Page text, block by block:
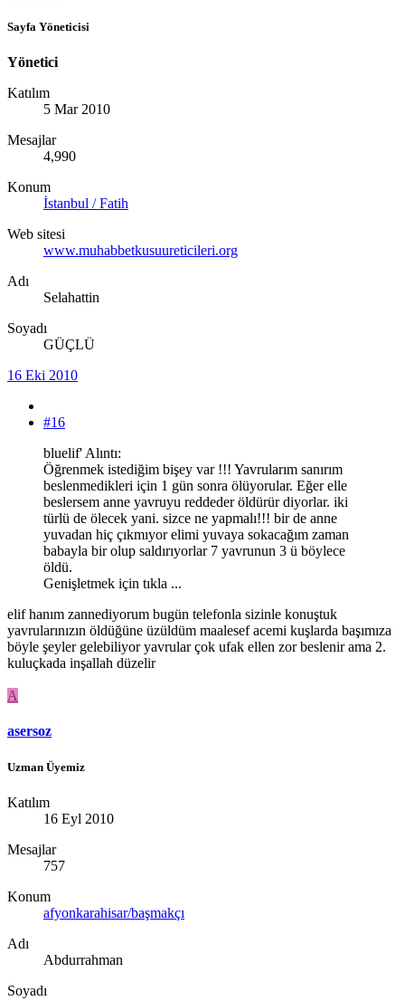
Sayfa Yöneticisi
Yönetici
Katılım
5 Mar 2010
Mesajlar
4,990
Konum
İstanbul / Fatih
Web sitesi
www.muhabbetkusuureticileri.org
Adı
Selahattin
Soyadı
GÜÇLÜ
16 Eki 2010
#16
bluelif' Alıntı:
Öğrenmek istediğim bişey var !!! Yavrularım sanırım
beslenmedikleri için 1 gün sonra ölüyorular. Eğer elle
beslersem anne yavruyu reddeder öldürür diyorlar. iki
türlü de ölecek yani. sizce ne yapmalı!!! bir de anne
yuvadan hiç çıkmıyor elimi yuvaya sokacağım zaman
babayla bir olup saldırıyorlar 7 yavrunun 3 ü böylece
öldü.
Genişletmek için tıkla ...
elif hanım zannediyorum bugün telefonla sizinle konuştuk
yavrularınızın öldüğüne üzüldüm maalesef acemi kuşlarda başımıza
böyle şeyler gelebiliyor yavrular çok ufak ellen zor beslenir ama 2.
kuluçkada inşallah düzelir
A
asersoz
Uzman Üyemiz
Katılım
16 Eyl 2010
Mesajlar
757
Konum
afyonkarahisar/başmakçı
Adı
Abdurrahman
Soyadı